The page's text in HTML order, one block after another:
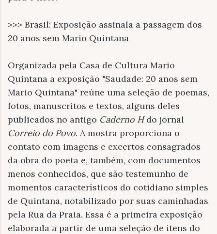
>>> Brasil: Exposição assinala a passagem dos
20 anos sem Mario Quintana
Organizada pela Casa de Cultura Mario
Quintana a exposição "Saudade: 20 anos sem
Mario Quintana" reúne uma seleção de poemas,
fotos, manuscritos e textos, alguns deles
publicados no antigo Caderno Hdo jornal
Correio do Povo. A mostra proporciona o
contato com imagens e excertos consagrados
da obra do poeta e, também, com documentos
menos conhecidos, que são testemunho de
momentos característicos do cotidiano simples
de Quintana, notabilizado por suas caminhadas
pela Rua da Praia. Essa é a primeira exposição
elaborada a partir de uma seleção de itens do